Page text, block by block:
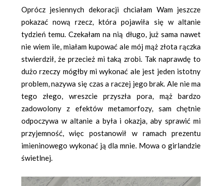
Oprócz jesiennych dekoracji chciałam Wam jeszcze
pokazać nową rzecz, która pojawiła się w altanie
tydzień temu. Czekałam na nią długo, już sama nawet
nie wiem ile, miałam kupować ale mój mąż złota rączka
stwierdził, że przecież mi taką zrobi. Tak naprawdę to
dużo rzeczy mógłby mi wykonać ale jest jeden istotny
problem, nazywa się czas a raczej jego brak. Ale nie ma
tego złego, wreszcie przyszła pora, mąż bardzo
zadowolony z efektów metamorfozy, sam chętnie
odpoczywa w altanie a była i okazja, aby sprawić mi
przyjemność, więc postanowił w ramach prezentu
imieninowego wykonać ją dla mnie. Mowa o girlandzie
świetlnej.